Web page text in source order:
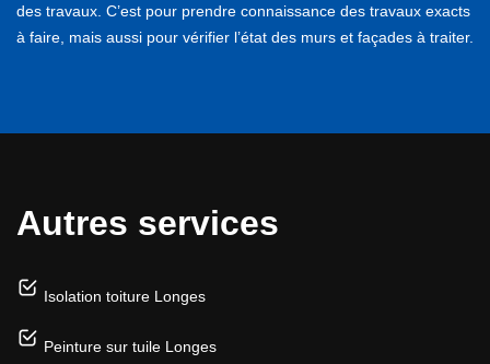
des travaux. C’est pour prendre connaissance des travaux exacts
à faire, mais aussi pour vérifier l’état des murs et façades à traiter.
Autres services
Isolation toiture Longes
Peinture sur tuile Longes